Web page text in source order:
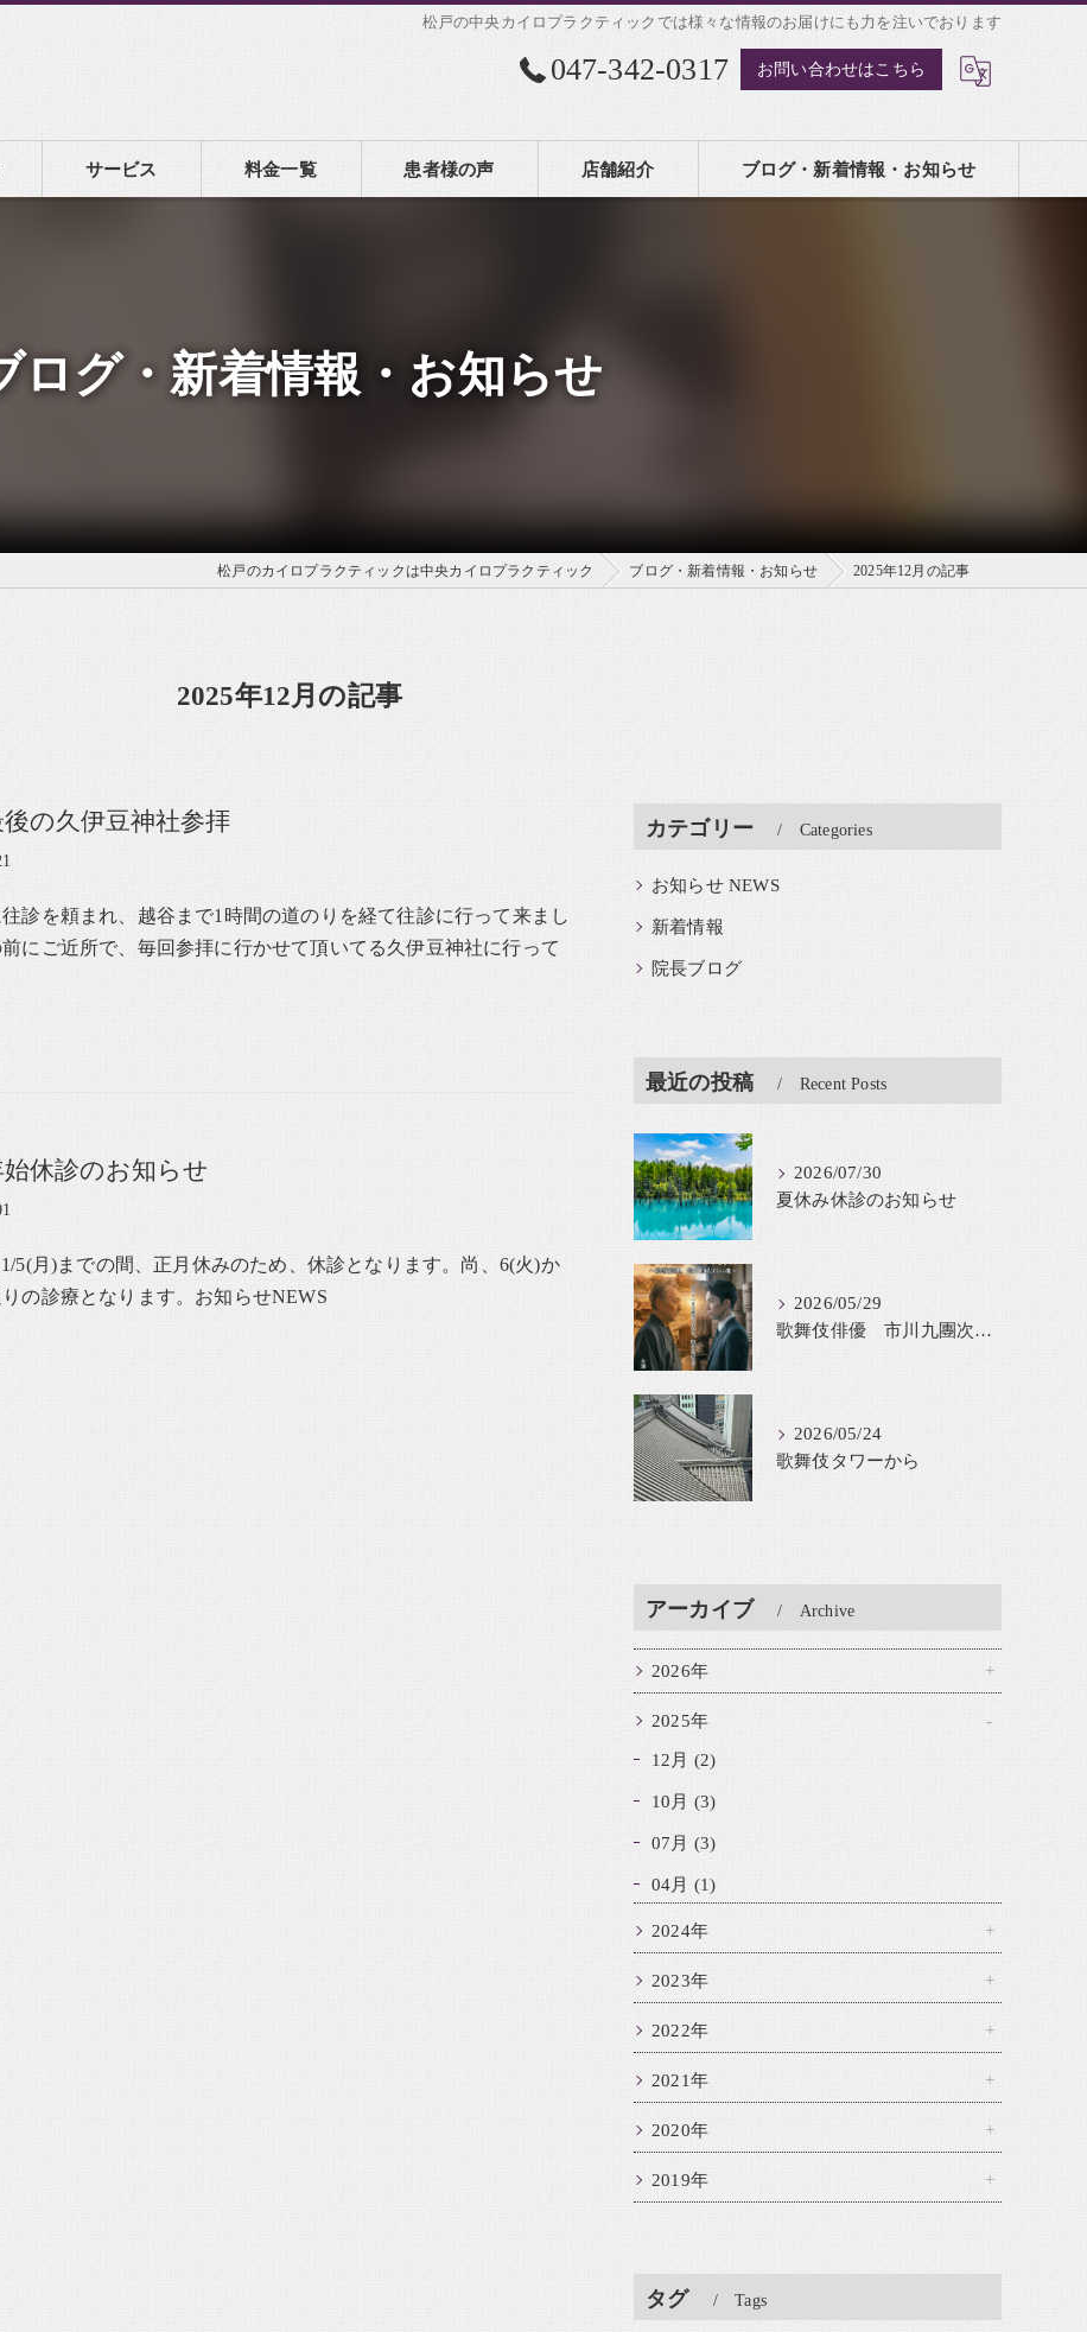
松戸の中央カイロプラクティックでは様々な情報のお届けにも力を注いでおります
047-342-0317 お問い合わせはこちら
サービス 料金一覧 患者様の声 店舗紹介 ブログ・新着情報・お知らせ
ログ・新着情報・お知らせ
松戸のカイロプラクティックは中央カイロプラクティック ブログ・新着情報・お知らせ 2025年12月の記事
2025年12月の記事
の久伊豆神社参拝
診を頼まれ、越谷まで1時間の道のりを経て往診に行って来まし
にご近所で、毎回参拝に行かせて頂いてる久伊豆神社に行って
休診のお知らせ
1/5(月)までの間、正月休みのため、休診となります。尚、6(火)か
の診療となります。お知らせNEWS
カテゴリー Categories
お知らせ NEWS
新着情報
院長ブログ
最近の投稿 Recent Posts
2026/07/30
夏休み休診のお知らせ
2026/05/29
歌舞伎俳優 市川九團次が鈴木貫太郎を舞台化
2026/05/24
歌舞伎タワーから
アーカイブ Archive
2026年
2025年
12月 (2)
10月 (3)
07月 (3)
04月 (1)
2024年
2023年
2022年
2021年
2020年
2019年
タグ Tags